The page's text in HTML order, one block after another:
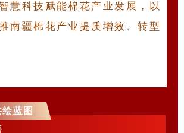
慧科技赋能棉花产业发展，以
南疆棉花产业提质增效、转型
蓝图